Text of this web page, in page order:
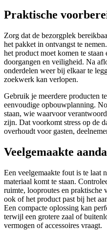
Praktische
Zorg dat de bezorgplek
het pakket in ontvangst te
het product moet komen te
doorgangen en veiligheid. Na
onderdelen weer bij elkaar te
zoekwerk kan verlopen.
Gebruik je meerdere producten
eenvoudige opbouwplanning.
staan, wie waarvoor
zijn. Dat voorkomt stress op de
overhoudt voor gasten,
Veelgemaakte
Een veelgemaakte fout is te laat
materiaal komt te staan.
ruimte, looproutes en
ook of het product past bij het
Een compacte oplossing kan
terwijl een grotere zaal of
vermogen of accessoires vraagt.